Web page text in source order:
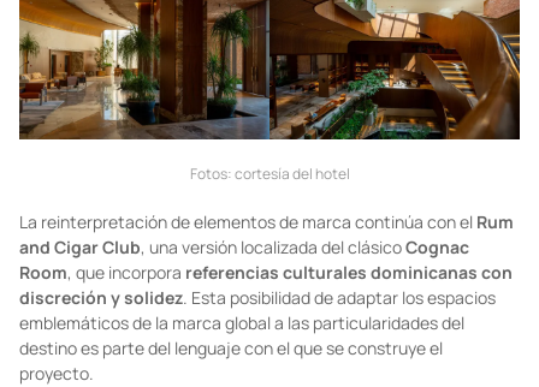
Fotos: cortesía del hotel
La reinterpretación de elementos de marca continúa con el Rum
and Cigar Club, una versión localizada del clásicoCognac
Room, que incorpora referencias culturales dominicanas con
discreción y solidez. Esta posibilidad de adaptar los espacios
emblemáticos de la marca global a las particularidades del
destino es parte del lenguaje con el que se construye el
proyecto.